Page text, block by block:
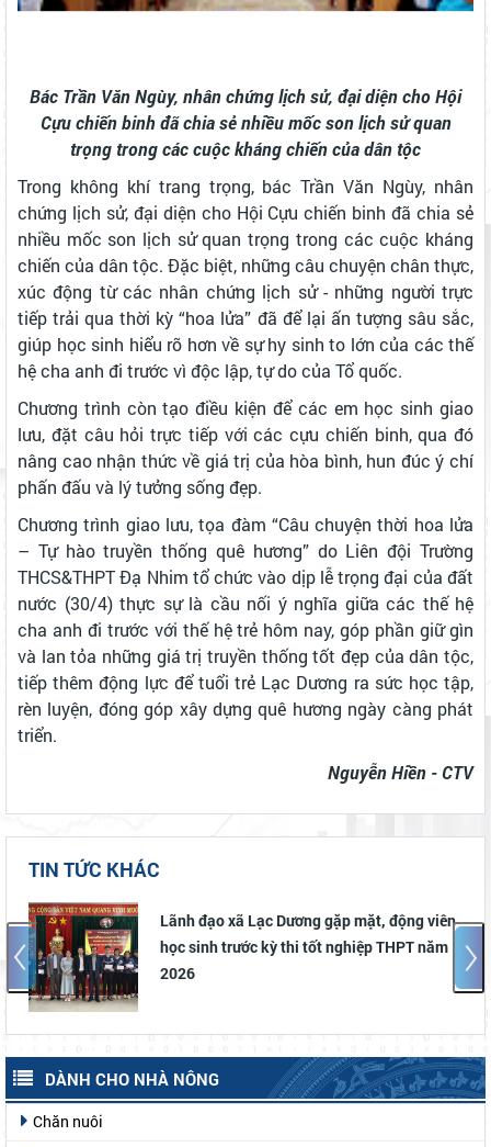
Bác Trần Văn Ngùy, nhân chứng lịch sử, đại diện cho Hội
Cựu chiến binh đã chia sẻ nhiều mốc son lịch sử quan
trọng trong các cuộc kháng chiến của dân tộc
Trong không khí trang trọng, bác Trần Văn Ngùy, nhân
chứng lịch sử, đại diện cho Hội Cựu chiến binh đã chia sẻ
nhiều mốc son lịch sử quan trọng trong các cuộc kháng
chiến của dân tộc. Đặc biệt, những câu chuyện chân thực,
xúc động từ các nhân chứng lịch sử - những người trực
tiếp trải qua thời kỳ “hoa lửa” đã để lại ấn tượng sâu sắc,
giúp học sinh hiểu rõ hơn về sự hy sinh to lớn của các thế
hệ cha anh đi trước vì độc lập, tự do của Tổ quốc.
Chương trình còn tạo điều kiện để các em học sinh giao
lưu, đặt câu hỏi trực tiếp với các cựu chiến binh, qua đó
nâng cao nhận thức về giá trị của hòa bình, hun đúc ý chí
phấn đấu và lý tưởng sống đẹp.
Chương trình giao lưu, tọa đàm “Câu chuyện thời hoa lửa
– Tự hào truyền thống quê hương” do Liên đội Trường
THCS&THPT Đạ Nhim tổ chức vào dịp lễ trọng đại của đất
nước (30/4) thực sự là cầu nối ý nghĩa giữa các thế hệ
cha anh đi trước với thế hệ trẻ hôm nay, góp phần giữ gìn
và lan tỏa những giá trị truyền thống tốt đẹp của dân tộc,
tiếp thêm động lực để tuổi trẻ Lạc Dương ra sức học tập,
rèn luyện, đóng góp xây dựng quê hương ngày càng phát
triển.
Nguyễn Hiền - CTV
TIN TỨC KHÁC
viên
Lạc Dương phát động và triển khai Chiến
dịch “Mùa hè số cùng VNeID” năm 2026
DÀNH CHO NHÀ NÔNG
Chăn nuôi